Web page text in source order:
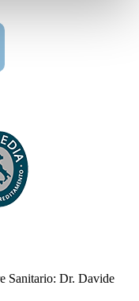
Sanitario: Dr. Davide